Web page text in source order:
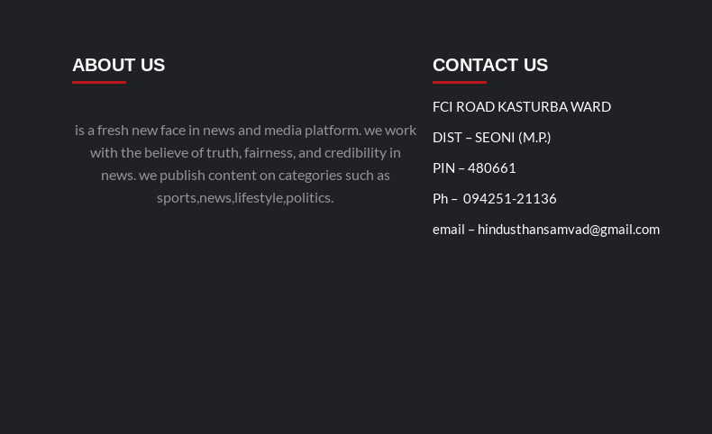
ABOUT US
is a fresh new face in news and media platform. we work
with the believe of truth, fairness, and credibility in
news. we publish content on categories such as
sports,news,lifestyle,politics.
CONTACT US
FCI ROAD KASTURBA WARD
DIST – SEONI (M.P.)
PIN – 480661
Ph – 094251-21136
email – hindusthansamvad@gmail.com